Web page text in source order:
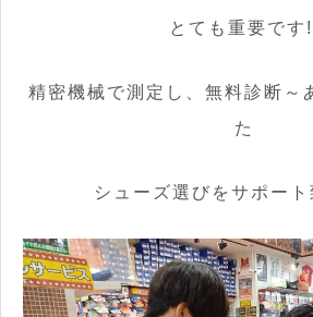
とても重要です
精密機械で測定し、無料診断～
た
シューズ選びをサポー